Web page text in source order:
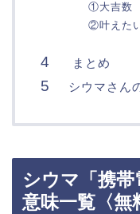
①大吉数
②叶えた
まとめ
シウマさん
シウマ「携
意味一覧〈無